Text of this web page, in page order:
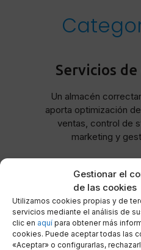
Gestionar el
de las cookies
Utilizamos cookies propias y de
servicios mediante el análisis de
clic en aquí para obtener más
cookies. Puede aceptar todas las
«Aceptar» o configurarlas,
Servicios
Un almacén
aporta optimización
ventas, control de
marketing y
Saber